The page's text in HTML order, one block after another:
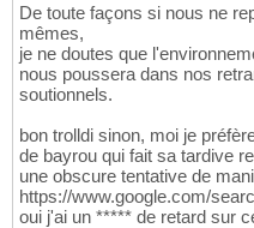
De toute façons si nous ne
mêmes,
je ne doutes que
nous poussera dans nos
soutionnels.
bon trolldi sinon, moi je
de bayrou qui fait sa tardive
une obscure tentative de
https://www.google.com/
oui j'ai un ***** de retard sur